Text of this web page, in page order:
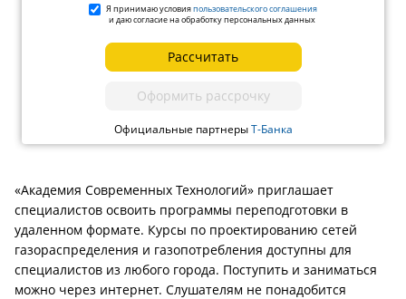
Я принимаю условияпользовательского соглашения
и даю согласие на обработку персональных данных
Рассчитать
Оформить рассрочку
Официальные партнерыТ-Банка
«Академия Современных Технологий» приглашает
специалистов освоить программы переподготовки в
удаленном формате. Курсы по проектированию сетей
газораспределения и газопотребления доступны для
специалистов из любого города. Поступить и заниматься
можно через интернет. Слушателям не понадобится